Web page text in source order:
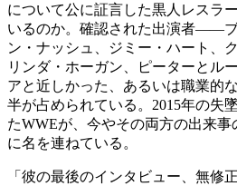
について公に証言した黒人レスラ
いるのか。確認された出演者——
ン・ナッシュ、ジミー・ハート、
リンダ・ホーガン、ピーターと
アと近しかった、あるいは職業的
半が占められている。2015年の失
たWWEが、今やその両方の出来
に名を連ねている。
「彼の最後のインタビュー、無修